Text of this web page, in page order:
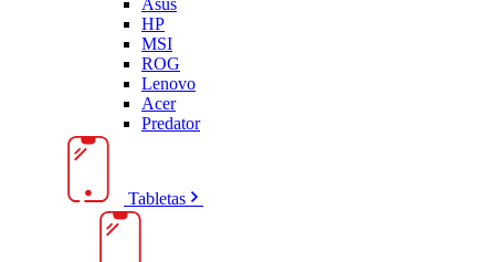
HP
MSI
ROG
Lenovo
Acer
Predator
Tabletas